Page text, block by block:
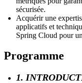
sécurisée.
Acquérir une
applicatifs et
Spring Cloud pour
Programme
1.